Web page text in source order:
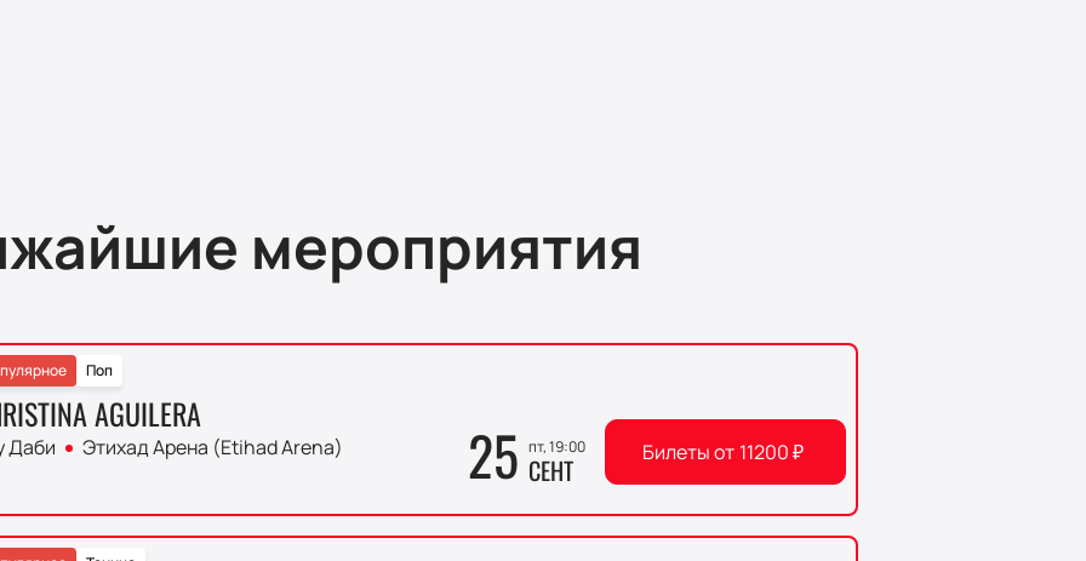
мероприятия
Поп
AGUILERA
Даби Этихад Арена (Etihad Arena) 25 пт, 19:00
СЕНТ Билеты от 11200₽